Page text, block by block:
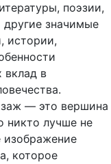
поэзии,
другие значимые
истории,
вклад в
— это вершина
никто лучше не
изображение
которое